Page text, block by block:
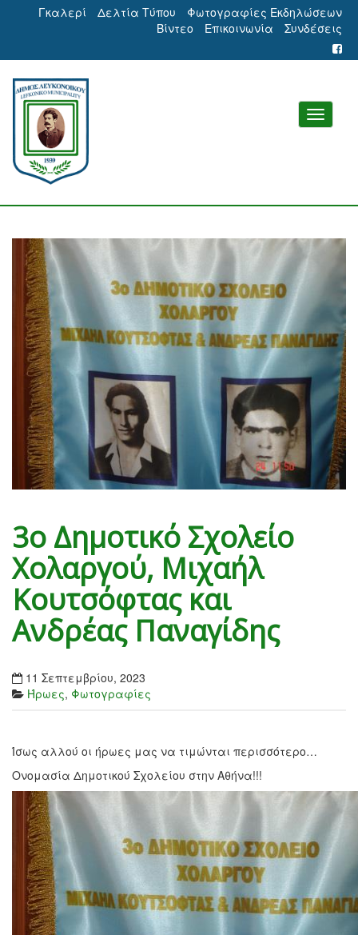
Γκαλερί Δελτία Τύπου
Φωτογραφίες Εκδηλώσεων
Βίντεο
Επικοινωνία Συνδέσεις
3ο Δημοτικό Σχολείο
Χολαργού, Μιχαήλ
Κουτσόφτας και
Ανδρέας Παναγίδης
11 Σεπτεμβρίου, 2023
Ήρωες, Φωτογραφίες
Ίσως αλλού οι ήρωες μας να τιμώνται περισσότερο…
Ονομασία Δημοτικού Σχολείου στην Αθήνα!!!